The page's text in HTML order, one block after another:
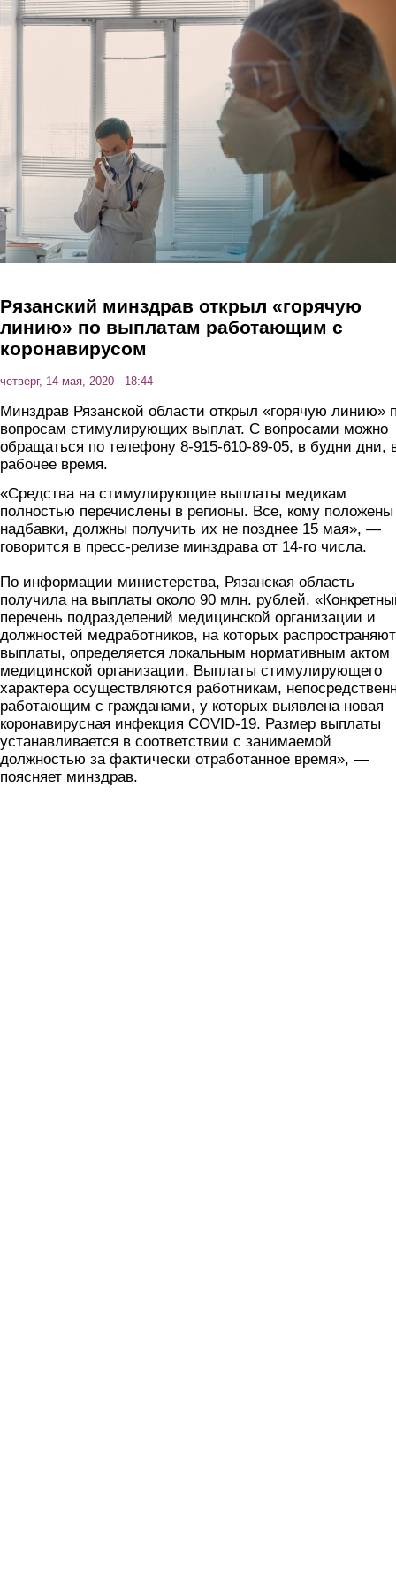
Перейти к основному содержанию
Рязанский минздрав открыл «горячую
линию» по выплатам работающим с
коронавирусом
четверг, 14 мая, 2020 - 18:44
Минздрав Рязанской области открыл «горячую линию»
вопросам стимулирующих выплат. С вопросами можно
обращаться по телефону 8-915-610-89-05, в будни дни,
рабочее время.
«Средства на стимулирующие выплаты медикам
полностью перечислены в регионы. Все, кому положены
надбавки, должны получить их не позднее 15 мая», —
говорится в пресс-релизе минздрава от 14-го числа.
По информации министерства, Рязанская область
получила на выплаты около 90 млн. рублей.
перечень подразделений медицинской организации и
должностей медработников, на которых
выплаты, определяется локальным нормативным актом
медицинской организации. Выплаты стимулирующего
характера осуществляются работникам,
работающим с гражданами, у которых выявлена новая
коронавирусная инфекция COVID-19. Размер выплаты
устанавливается в соответствии с занимаемой
должностью за фактически отработанное время», —
поясняет минздрав.